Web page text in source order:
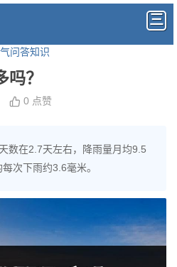
问答知识
？
0 点赞
数在2.7天左右，降雨量月均9.5
次下雨约3.6毫米。